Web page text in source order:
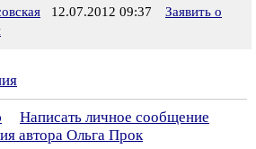
12.07.2012 09:37
Заявить о
Написать личное сообщение
автора Ольга Прок